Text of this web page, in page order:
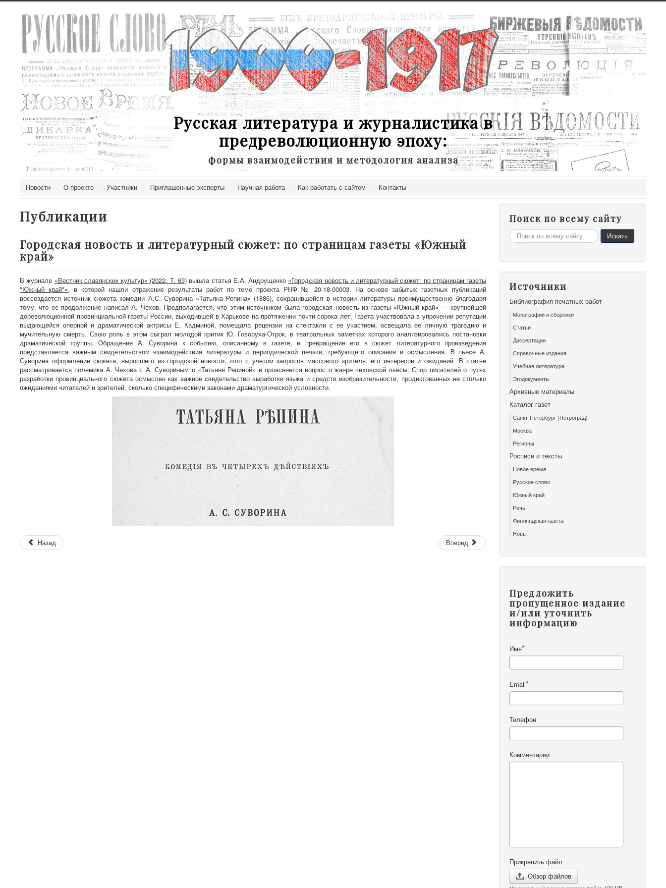
Русская литература и журналистика в
предреволюционную эпоху:
формы взаимодействия и методология анализа
Новости О проекте Участники Приглашенные эксперты Научная работа Как работать с сайтом Контакты
Публикации
Городская новость и литературный сюжет: по страницам газеты «Южный
край»
В журнале «Вестник славянских культур» (2022. Т. 63)вышла статья Е.А. Андрущенко «Городская новость и литературный сюжет: по страницам газеты
"Южный край"», в которой нашли отражение результаты работ по теме проекта РНФ № 20-18-00003. На основе забытых газетных публикаций
воссоздается источник сюжета комедии А.С. Суворина «Татьяна Репина» (1886), сохранившейся в истории литературы преимущественно благодаря
тому, что ее продолжение написал А. Чехов. Предполагается, что этим источником была городская новость из газеты «Южный край» — крупнейшей
дореволюционной провинциальной газеты России, выходившей в Харькове на протяжении почти сорока лет. Газета участвовала в упрочении репутации
выдающейся оперной и драматической актрисы Е. Кадминой, помещала рецензии на спектакли с ее участием, освещала ее личную трагедию и
мучительную смерть. Свою роль в этом сыграл молодой критик Ю. Говоруха-Отрок, в театральных заметках которого анализировались постановки
драматической труппы. Обращение А. Суворина к событию, описанному в газете, и превращение его в сюжет литературного произведения
представляется важным свидетельством взаимодействия литературы и периодической печати, требующего описания и осмысления. В пьесе А.
Суворина оформление сюжета, выросшего из городской новости, шло с учетом запросов массового зрителя, его интересов и ожиданий. В статье
рассматривается полемика А. Чехова с А. Сувориным о «Татьяне Репиной» и проясняется вопрос о жанре чеховской пьесы. Спор писателей о путях
разработки провинциального сюжета осмыслен как важное свидетельство выработки языка и средств изобразительности, продиктованных не столько
ожиданиями читателей и зрителей, сколько специфическими законами драматургической условности.
Назад Вперед
Поиск по всему сайту
Искать... Искать
Источники
Библиография печатных работ
Монографии и сборники
Статьи
Диссертации
Справочные издания
Учебная литература
Эгодокументы
Архивные материалы
Каталог газет
Санкт-Петербург (Петроград)
Москва
Регионы
Росписи и тексты
Новое время
Русское слово
Южный край
Речь
Финляндская газета
Новь
Предложить
пропущенное издание
и/или уточнить
информацию
Имя
Email
Телефон
Комментарии
Прикрепить файл
Обзор файлов